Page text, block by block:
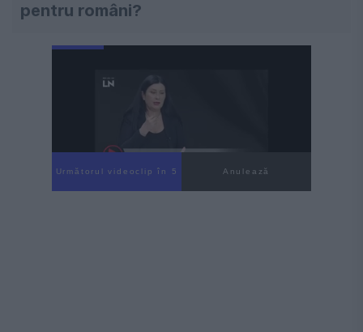
pentru români?
Următorul videoclip în 4 Anulează